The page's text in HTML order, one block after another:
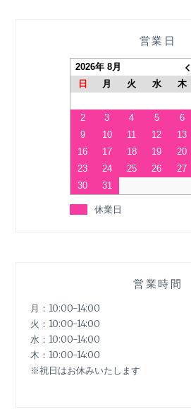
営業日
2026年 8月
日
月 火 水 木
2
3 4 5 6
9
10 11 12 13
16
17 18 19 20
23
24 25 26 27
30
31
休業日
営業時間
月：10:00-14:00
火：10:00-14:00
水：10:00-14:00
木：10:00-14:00
※祝日はお休みいたします